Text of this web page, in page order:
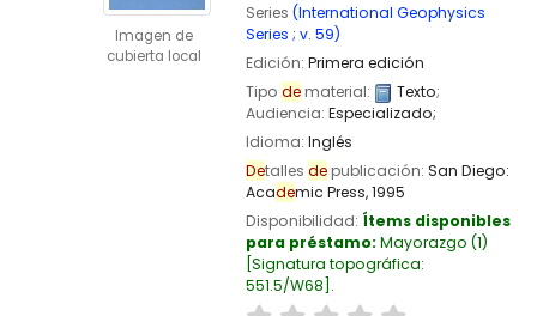
Imagen de
cubierta local
Series (International Geophysics
Series ; v. 59)
Edición: Primera edición
Tipo dematerial: Texto;
Audiencia: Especializado;
Idioma: Inglés
Detalles depublicación: San Diego:
Academic Press,1995
Disponibilidad: Ítems disponibles
para préstamo: Mayorazgo (1)
Signatura topográfica:
551.5/W68 .